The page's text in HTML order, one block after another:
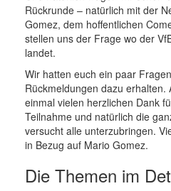
Rückrunde – natürlich mit der
Gomez, dem hoffentlichen
stellen uns der Frage wo der
landet.
Wir hatten euch ein paar
Rückmeldungen dazu erhalten.
einmal vielen herzlichen Dank
Teilnahme und natürlich die
versucht alle unterzubringen.
in Bezug auf Mario Gomez.
Die Themen im